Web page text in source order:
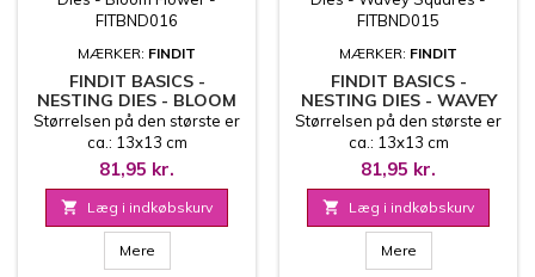
MÆRKER: FINDIT
FINDIT BASICS -
NESTING DIES - BLOOM
FLOWER - FITBND016
Størrelsen på den største er
ca.: 13x13 cm
81,95 kr.
 Læg i indkøbskurv
Mere
MÆRKER: FINDIT
FINDIT BASICS -
NESTING DIES - WAVEY
SQUARES - FITBND015
Størrelsen på den største er
ca.: 13x13 cm
81,95 kr.
 Læg i indkøbskurv
Mere